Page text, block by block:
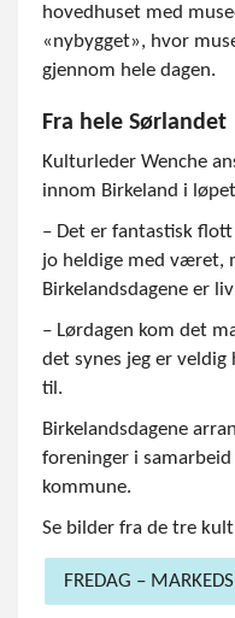
hovedhuset med
«nybygget», hvor
gjennom hele dagen.
Fra hele Sørlandet
Kulturleder Wenche
innom Birkeland i
– Det er fantastisk
jo heldige med været,
Birkelandsdagene er
– Lørdagen kom det
det synes jeg er
til.
Birkelandsdagene
foreninger i
kommune.
Se bilder fra de tre
FREDAG –